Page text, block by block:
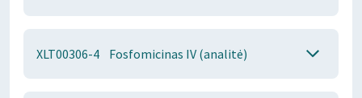
XLT00306-4 Fosfomicinas IV (analitė)